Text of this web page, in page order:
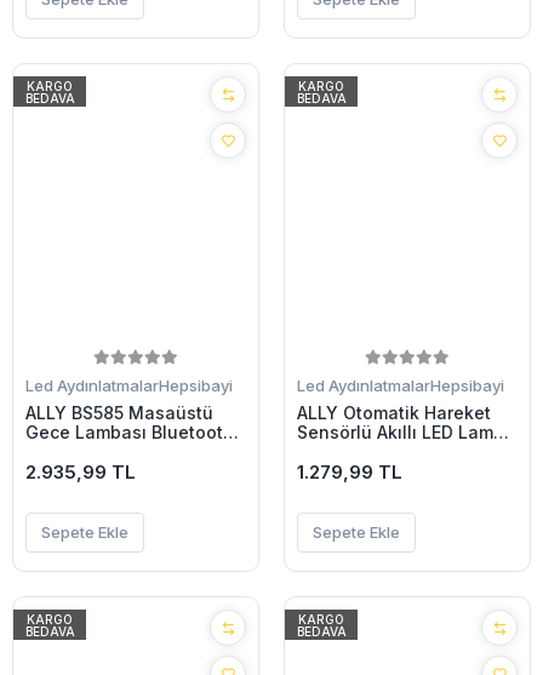
KARGO
BEDAVA
Led AydınlatmalarHepsibayi
ALLY BS585 Masaüstü
Gece Lambası Bluetooth
2.935,99 TL
Sepete Ekle
KARGO
BEDAVA
Led AydınlatmalarHepsibayi
ALLY Otomatik Hareket
Sensörlü Akıllı LED Lamba
Lambası-(5775)
1.279,99 TL
Sepete Ekle
KARGO
BEDAVA
KARGO
BEDAVA